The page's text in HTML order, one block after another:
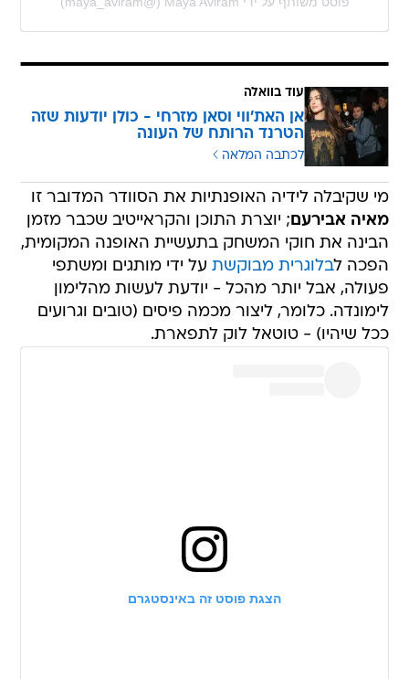
עוד בוואלה
אן האת'ווי וסאן מזרחי - כולן יודעות שזה
הטרנד הרותח של העונה
לכתבה המלאה
מי שקיבלה לידיה האופנתיות את הסוודר המדובר זו
מאיה אבירעם; יוצרת התוכן והקראייטיב שכבר מזמן
הבינה את חוקי המשחק בתעשיית האופנה המקומית,
הפכה לבלוגרית מבוקשת על ידי מותגים ומשתפי
פעולה, אבל יותר מהכל - יודעת לעשות מהלימון
לימונדה. כלומר, ליצור מכמה פיסים (טובים וגרועים
ככל שיהיו) - טוטאל לוק לתפארת.
הצגת פוסט זה באינסטגרם